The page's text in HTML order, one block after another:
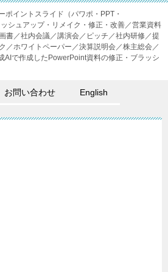
イントスライド（パワポ・PPT・
シュアップ・リメイク・修正・改善／営業資料
書／社内会議／講演会／ピッチ／社内研修／提
／ホワイトペーパー／決算説明会／株主総会／
で作成したPowerPoint資料の修正・ブラッシ
お問い合わせ English